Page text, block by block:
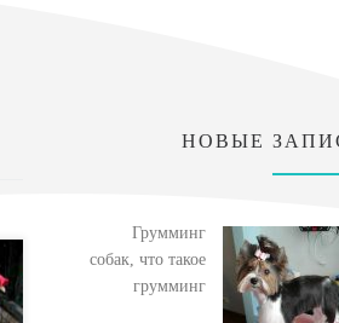
НОВЫЕ
Грумминг
собак, что такое
грумминг